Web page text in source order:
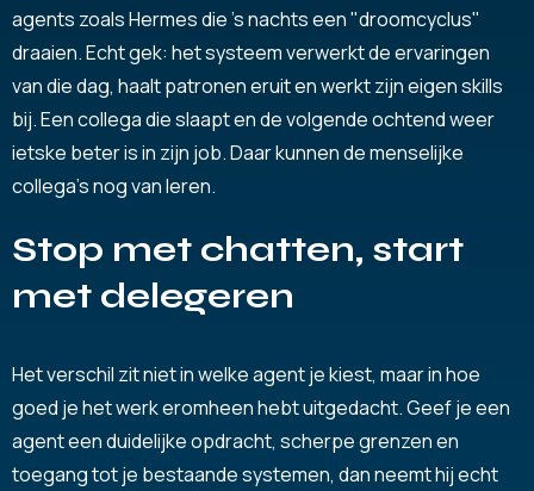
agents zoals Hermes die 's nachts een "droomcyclus"
draaien. Echt gek: het systeem verwerkt de ervaringen
van die dag, haalt patronen eruit en werkt zijn eigen skills
bij. Een collega die slaapt en de volgende ochtend weer
ietske beter is in zijn job. Daar kunnen de menselijke
collega's nog van leren.
Stop met chatten, start
met delegeren
Het verschil zit niet in welke agent je kiest, maar in hoe
goed je het werk eromheen hebt uitgedacht. Geef je een
agent een duidelijke opdracht, scherpe grenzen en
toegang tot je bestaande systemen, dan neemt hij echt